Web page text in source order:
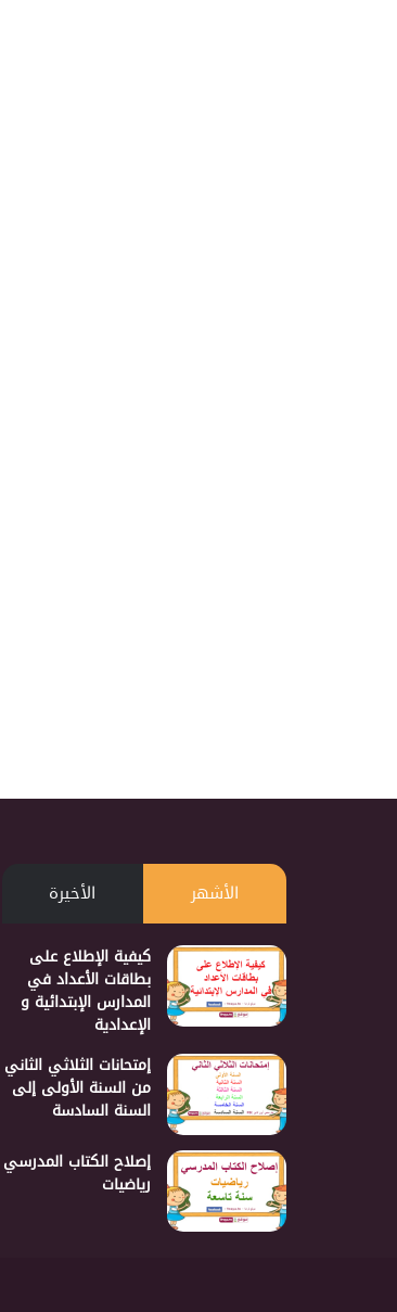
الأشهر الأخيرة
كيفية الإطلاع على
بطاقات الأعداد في
المدارس الإبتدائية و
الإعدادية
إمتحانات الثلاثي الثاني
من السنة الأولى إلى
السنة السادسة
إصلاح الكتاب المدرسي
رياضيات